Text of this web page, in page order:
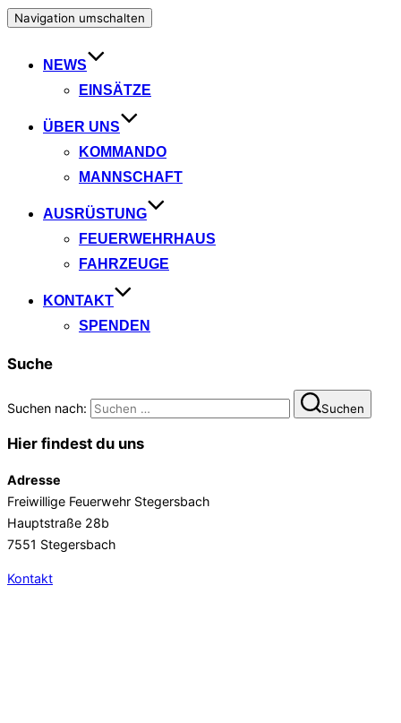
Navigation umschalten
NEWS
EINSÄTZE
ÜBER UNS
KOMMANDO
MANNSCHAFT
AUSRÜSTUNG
FEUERWEHRHAUS
FAHRZEUGE
KONTAKT
SPENDEN
Suche
Suchen nach: Suchen
Hier findest du uns
Adresse
Freiwillige Feuerwehr Stegersbach
Hauptstraße 28b
7551 Stegersbach
Kontakt